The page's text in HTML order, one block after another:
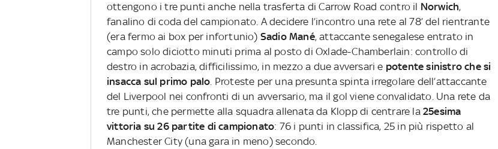
ottengono i tre punti anche nella trasferta di Carrow Road contro il Norwich,
fanalino di coda del campionato. A decidere l’incontro una rete al 78’ del rientrante
(era fermo ai box per infortunio) Sadio Mané, attaccante senegalese entrato in
campo solo diciotto minuti prima al posto di Oxlade-Chamberlain: controllo di
destro in acrobazia, difficilissimo, in mezzo a due avversari e potente sinistro che si
insacca sul primo palo. Proteste per una presunta spinta irregolare dell’attaccante
del Liverpool nei confronti di un avversario, ma il gol viene convalidato. Una rete da
tre punti, che permette alla squadra allenata da Klopp di centrare la 25esima
vittoria su 26 partite di campionato: 76 i punti in classifica, 25 in più rispetto al
Manchester City (una gara in meno) secondo.